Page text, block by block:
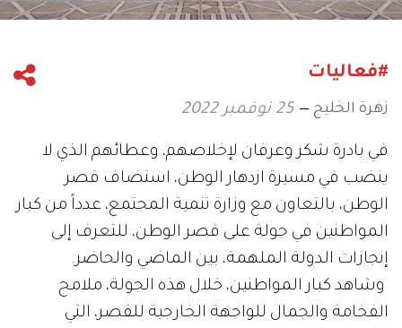
#فعاليات
زهرة الخليج 25 نوفمبر 2022
في بادرة شكر وعرفان لإخلاصهم، وعطائهم الذي لا
ينضب في مسيرة ازدهار الوطن، استضاف قصر
الوطن، بالتعاون مع وزارة تنمية المجتمع، عدداً من كبار
المواطنين في جولة على قصر الوطن، للتعرف إلى
إنجازات الدولة الملهمة، بين الماضي والحاضر.
وشاهد كبار المواطنين، خلال هذه الجولة، ملامح
الفخامة والجمال للواجهة الخارجية للقصر، التي